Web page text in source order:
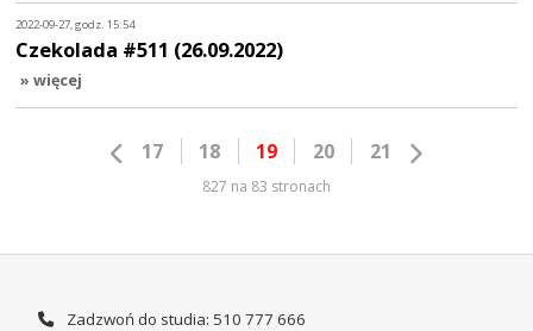
2022-09-27, godz. 15:54
Czekolada #511 (26.09.2022)
» więcej
17 18 19 20 21
827 na 83 stronach
Zadzwoń do studia: 510 777 666